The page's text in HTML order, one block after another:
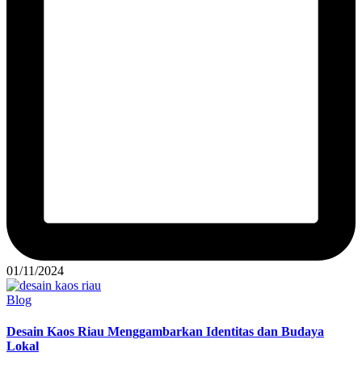
01/11/2024
Posted
Blog
Desain Kaos Riau Menggambarkan Identitas dan Budaya
Lokal